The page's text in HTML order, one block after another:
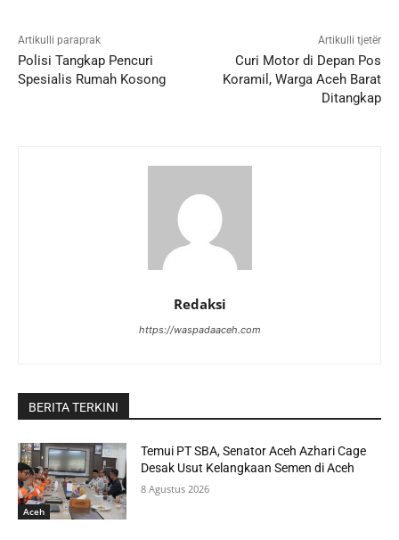
Artikulli paraprak
Polisi Tangkap Pencuri
Spesialis Rumah Kosong
Artikulli tjetër
Curi Motor di Depan Pos
Koramil, Warga Aceh Barat
Ditangkap
Redaksi
https://waspadaaceh.com
BERITA TERKINI
Aceh
Temui PT SBA, Senator Aceh Azhari Cage
Desak Usut Kelangkaan Semen di Aceh
8 Agustus 2026